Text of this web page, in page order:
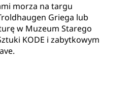
morza na targu
Griega lub
w Muzeum Starego
KODE i zabytkowym